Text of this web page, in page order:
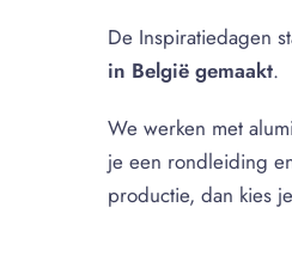
De Inspiratiedagen
in België gemaakt.
We werken met
je een rondleiding
productie, dan kies